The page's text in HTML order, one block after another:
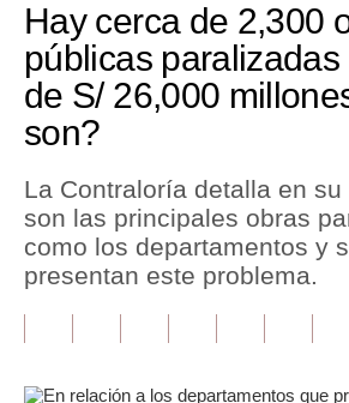
Economía
Mercados
Perú
Política
Tu Dinero
Finanzas Personales
Hay cerca de 2,300
públicas
de S/ 26,000
son?
La Contraloría detalla en
son las principales obras
como los departamentos y
presentan este problema.